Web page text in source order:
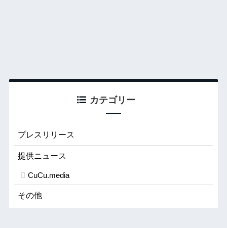
カテゴリー
プレスリリース
提供ニュース
CuCu.media
その他